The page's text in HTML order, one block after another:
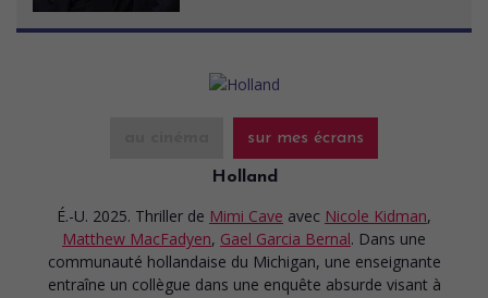
sur mes écrans
Holland
É.-U. 2025. Thriller de Mimi Cave avec Nicole Kidman,
Matthew MacFadyen, Gael Garcia Bernal. Dans une
communauté hollandaise du Michigan, une enseignante
entraîne un collègue dans une enquête absurde visant à